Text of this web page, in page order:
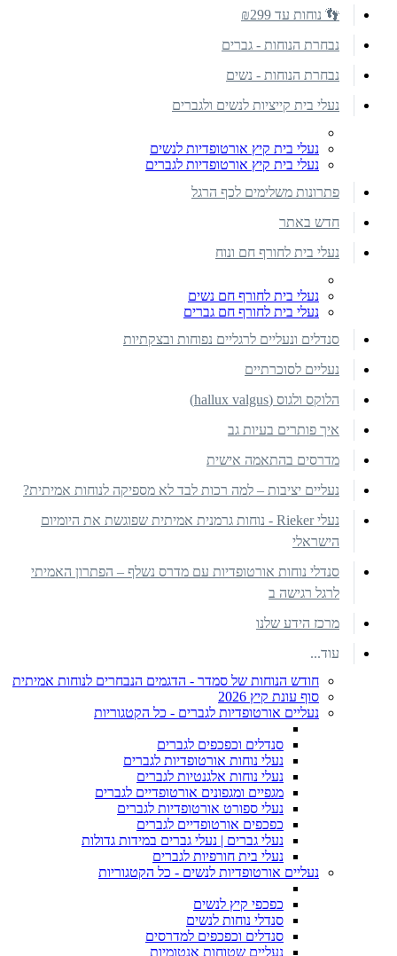
👣 נוחות עד ₪299
נבחרת הנוחות - גברים
נבחרת הנוחות - נשים
נעלי בית קייציות לנשים ולגברים
נעלי בית קיץ אורטופדיות לנשים
נעלי בית קיץ אורטופדיות לגברים
פתרונות משלימים לכף הרגל
חדש באתר
נעלי בית לחורף חם ונוח
נעלי בית לחורף חם נשים
נעלי בית לחורף חם גברים
סנדלים ונעליים לרגליים נפוחות ובצקתיות
נעליים לסוכרתיים
הלוקס ולגוס (hallux valgus)
איך פותרים בעיות גב
מדרסים בהתאמה אישית
נעליים יציבות – למה רכות לבד לא מספיקה לנוחות אמיתית?
נעלי Rieker - נוחות גרמנית אמיתית שפוגשת את היומיום
הישראלי
סנדלי נוחות אורטופדיות עם מדרס נשלף – הפתרון האמיתי
לרגל רגישה ב
מרכז הידע שלנו
עוד...
חודש הנוחות של סמדר - הדגמים הנבחרים לנוחות אמיתית
סוף עונת קיץ 2026
נעליים אורטופדיות לגברים - כל הקטגוריות
סנדלים וכפכפים לגברים
נעלי נוחות אורטופדיות לגברים
נעלי נוחות אלגנטיות לגברים
מגפיים ומגפונים אורטופדיים לגברים
נעלי ספורט אורטופדיות לגברים
כפכפים אורטופדיים לגברים
נעלי גברים | נעלי גברים במידות גדולות
נעלי בית חורפיות לגברים
נעליים אורטופדיות לנשים - כל הקטגוריות
כפכפי קיץ לנשים
סנדלי נוחות לנשים
סנדלים וכפכפים למדרסים
נעליים שטוחות אנטומיות